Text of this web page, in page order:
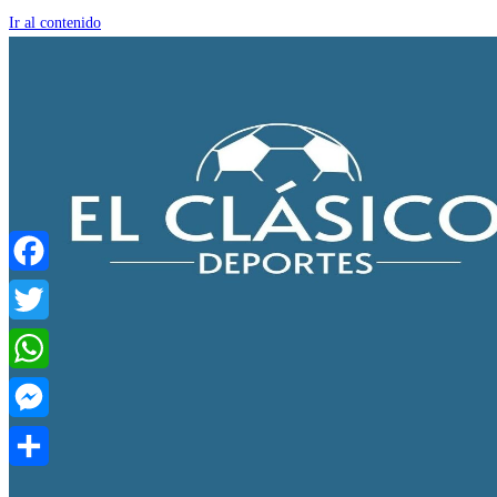
Ir al contenido
Facebook
Twitter
WhatsApp
Messenger